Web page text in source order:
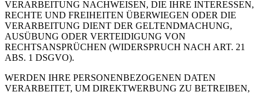
VERARBEITUNG NACHWEISEN, DIE IHRE INTERESSEN,
RECHTE UND FREIHEITEN ÜBERWIEGEN ODER DIE
VERARBEITUNG DIENT DER GELTENDMACHUNG,
AUSÜBUNG ODER VERTEIDIGUNG VON
RECHTSANSPRÜCHEN (WIDERSPRUCH NACH ART. 21
ABS. 1 DSGVO).
WERDEN IHRE PERSONENBEZOGENEN DATEN
VERARBEITET, UM DIREKTWERBUNG ZU BETREIBEN,